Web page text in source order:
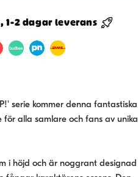
1-2 dagar leverans
serie kommer denna fantastiska
alla samlare och fans av unika
i höjd och är noggrant designad